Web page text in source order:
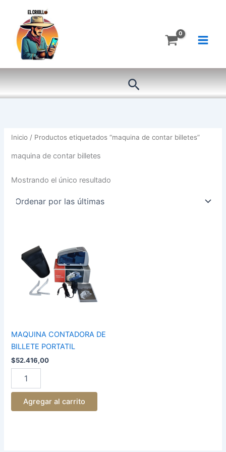
contenido
Buscar
Inicio / Productos etiquetados “maquina de contar billetes”
maquina de contar billetes
Mostrando el único resultado
MAQUINA CONTADORA DE
BILLETE PORTATIL
$52.416,00
BILLETE
PORTATIL
cantidad
Agregar al carrito